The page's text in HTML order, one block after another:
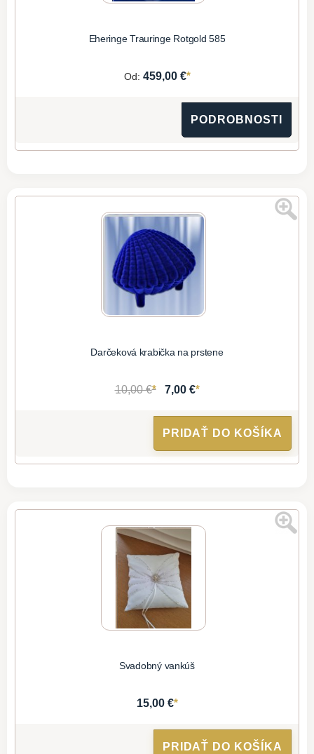
Eheringe Trauringe Rotgold 585
Od: 459,00 €*
PODROBNOSTI
Darčeková krabička na prstene
10,00 €* 7,00 €*
PRIDAŤ DO KOŠÍKA
Svadobný vankúš
15,00 €*
PRIDAŤ DO KOŠÍKA